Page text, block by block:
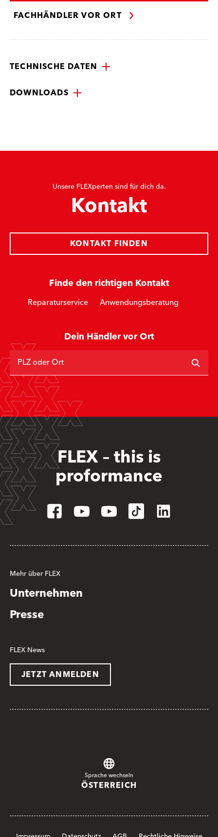
FACHHÄNDLER VOR ORT
TECHNISCHE DATEN
DOWNLOADS
Unsere FLEXperten sind für dich da.
Kontakt
Finde den richtigen Kontakt
Reparaturservice Anwendungsberatung
KONTAKT FINDEN
Dein Händler vor Ort
PLZ oder Ort
FLEX – this is
proformance
Mehr über FLEX
Unternehmen
Presse
FLEX News
JETZT ANMELDEN
Sprache wechseln
ÖSTERREICH